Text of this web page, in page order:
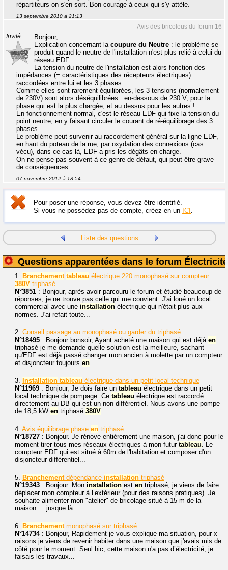
répartiteurs on s'en sort. Bon courage à ceux qui s'y attèle.
13 septembre 2010 à 21:13
Avis des bricoleus du forum 16
Invité
Bonjour,
Explication concernant la coupure du Neutre : le problème se
produit quand le neutre de l'installation n'est plus relié à celui du
réseau EDF.
La tension du neutre de l'installation est alors fonction des
impédances (= caractéristiques des récepteurs électriques)
raccordées entre lui et les 3 phases.
Comme elles sont rarement équilibrées, les 3 tensions (normalement
de 230V) sont alors déséquilibrées : en-dessous de 230 V, pour la
phase qui est la plus chargée, et au dessus pour les autres ! . . .
En fonctionnement normal, c'est le réseau EDF qui fixe la tension du
point neutre, en y faisant circuler le courant de ré-équilibrage des 3
phases.
Le problème peut survenir au raccordement général sur la ligne EDF,
en haut du poteau de la rue, par oxydation des connexions (cas
vécu), dans ce cas là, EDF a pris les dégâts en charge.
On ne pense pas souvent à ce genre de défaut, qui peut être grave
de conséquences.
07 novembre 2012 à 18:54
Pour poser une réponse, vous devez être identifié.
Si vous ne possédez pas de compte, créez-en un ICI .
Liste des questions
Questions apparentées dans le forum Électricité
1. Branchement tableau électrique 220 monophasé sur compteur
380V triphasé
N°3851 : Bonjour, après avoir parcouru le forum et étudié beaucoup de
réponses, je ne trouve pas celle qui me convient. J'ai loué un local
commercial avec une installation électrique qui n'était plus aux
normes. J'ai refait toute...
2. Conseil passage au monophasé ou garder du triphasé
N°18495 : Bonjour bonsoir, Ayant acheté une maison qui est déjà en
triphasé je me demande quelle solution est la meilleure, sachant
qu'EDF est déjà passé changer mon ancien à molette par un compteur
et disjoncteur toujours en...
3. Installation tableau électrique dans un petit local technique
N°11969 : Bonjour, Je dois faire un tableau électrique dans un petit
local technique de pompage. Ce tableau électrique est raccordé
directement au DB qui est un non différentiel. Nous avons une pompe
de 18,5 kW en triphasé 380V...
4. Avis équilibrage phase en triphasé
N°18727 : Bonjour. Je rénove entièrement une maison, j'ai donc pour le
moment tirer tous mes réseaux électriques à mon futur tableau. Le
compteur EDF qui est situé à 60m de l'habitation et composer d'un
disjoncteur différentiel...
5. Branchementdépendance installation triphasé
N°19343 : Bonjour. Mon installation est en triphasé, je viens de faire
déplacer mon compteur à l’extérieur (pour des raisons pratiques). Je
souhaite alimenter mon "atelier" de bricolage situé à 15 m de la
maison.... jusque là...
6. Branchementmonophasé sur triphasé
N°14734: Bonjour, Rapidement je vous explique ma situation, pour x
raisons je viens de revenir habiter dans une maison que j'avais mis de
côté pour le moment. Seul hic, cette maison n'a pas d’électricité, je
faisais les travaux...